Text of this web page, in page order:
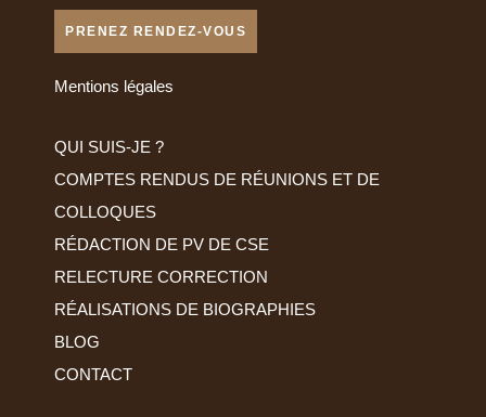
PRENEZ RENDEZ-VOUS
Mentions légales
QUI SUIS-JE ?
COMPTES RENDUS DE RÉUNIONS ET DE
COLLOQUES
RÉDACTION DE PV DE CSE
RELECTURE CORRECTION
RÉALISATIONS DE BIOGRAPHIES
BLOG
CONTACT